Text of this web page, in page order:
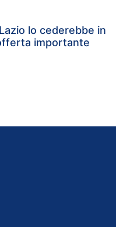
lo cederebbe in
importante